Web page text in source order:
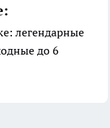
легендарные
до 6